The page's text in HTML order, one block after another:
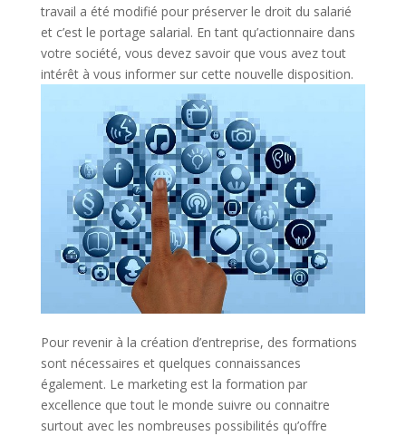
travail a été modifié pour préserver le droit du salarié
et c’est le portage salarial. En tant qu’actionnaire dans
votre société, vous devez savoir que vous avez tout
intérêt à vous informer sur cette nouvelle disposition.
Pour revenir à la création d’entreprise, des formations
sont nécessaires et quelques connaissances
également. Le marketing est la formation par
excellence que tout le monde suivre ou connaitre
surtout avec les nombreuses possibilités qu’offre